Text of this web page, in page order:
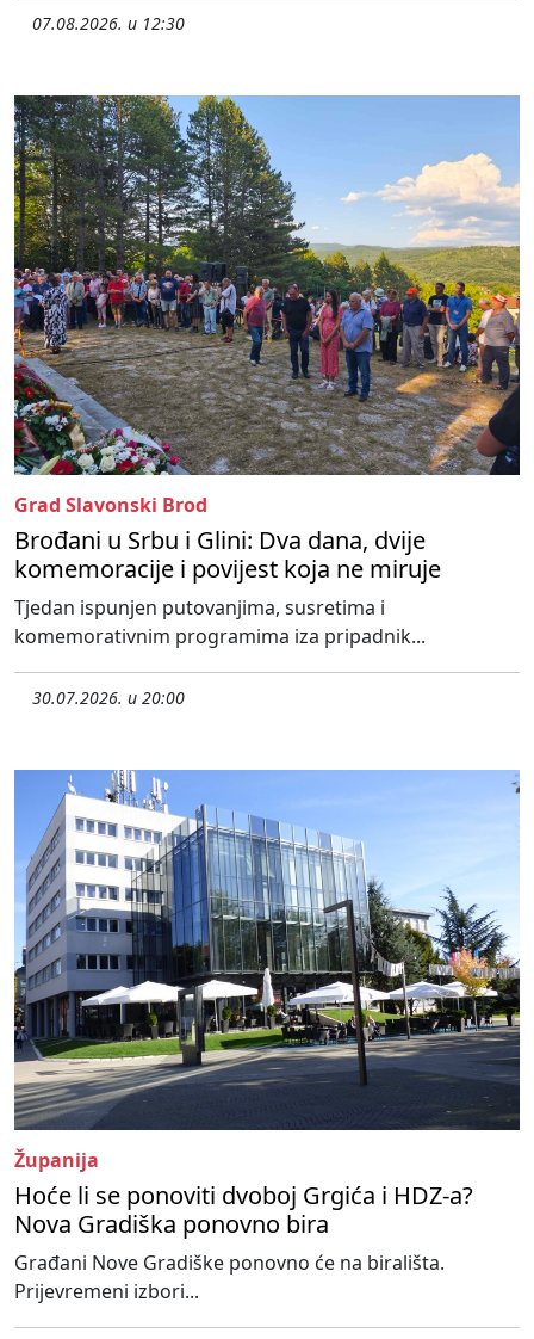
07.08.2026. u 12:30
Grad Slavonski Brod
Brođani u Srbu i Glini: Dva dana, dvije
komemoracije i povijest koja ne miruje
Tjedan ispunjen putovanjima, susretima i
komemorativnim programima iza pripadnik...
30.07.2026. u 20:00
Županija
Hoće li se ponoviti dvoboj Grgića i HDZ-a?
Nova Gradiška ponovno bira
Građani Nove Gradiške ponovno će na birališta.
Prijevremeni izbori...